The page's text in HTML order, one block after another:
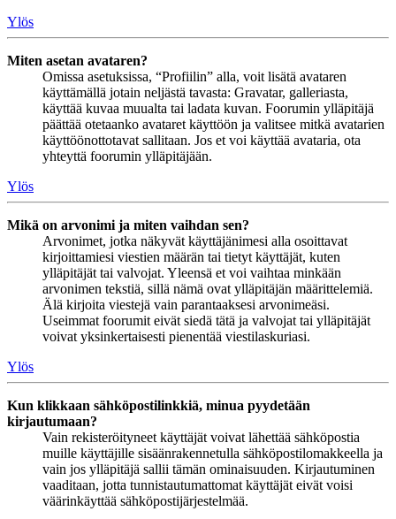
Ylös
Miten asetan avataren?
Omissa asetuksissa, “Profiilin” alla, voit lisätä avataren
käyttämällä jotain neljästä tavasta: Gravatar, galleriasta,
käyttää kuvaa muualta tai ladata kuvan. Foorumin ylläpitäjä
päättää otetaanko avataret käyttöön ja valitsee mitkä avatarien
käyttöönottotavat sallitaan. Jos et voi käyttää avataria, ota
yhteyttä foorumin ylläpitäjään.
Ylös
Mikä on arvonimi ja miten vaihdan sen?
Arvonimet, jotka näkyvät käyttäjänimesi alla osoittavat
kirjoittamiesi viestien määrän tai tietyt käyttäjät, kuten
ylläpitäjät tai valvojat. Yleensä et voi vaihtaa minkään
arvonimen tekstiä, sillä nämä ovat ylläpitäjän määrittelemiä.
Älä kirjoita viestejä vain parantaaksesi arvonimeäsi.
Useimmat foorumit eivät siedä tätä ja valvojat tai ylläpitäjät
voivat yksinkertaisesti pienentää viestilaskuriasi.
Ylös
Kun klikkaan sähköpostilinkkiä, minua pyydetään
kirjautumaan?
Vain rekisteröityneet käyttäjät voivat lähettää sähköpostia
muille käyttäjille sisäänrakennetulla sähköpostilomakkeella ja
vain jos ylläpitäjä sallii tämän ominaisuuden. Kirjautuminen
vaaditaan, jotta tunnistautumattomat käyttäjät eivät voisi
väärinkäyttää sähköpostijärjestelmää.